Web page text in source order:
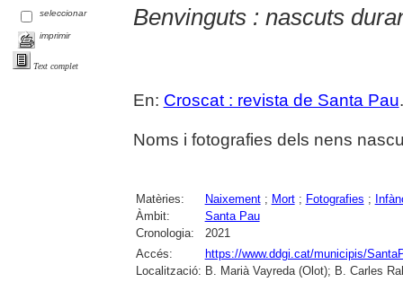
seleccionar
imprimir
Text complet
Benvinguts : nascuts
En: Croscat : revista de Santa Pau
Noms i fotografies dels nens
Matèries: Naixement; Mort; Fotografies ;
Àmbit:
Santa Pau
Cronologia:
2021
Accés:
https://www.ddgi.cat/municipis/
Localització: B. Marià Vayreda (Olot); B. Carles